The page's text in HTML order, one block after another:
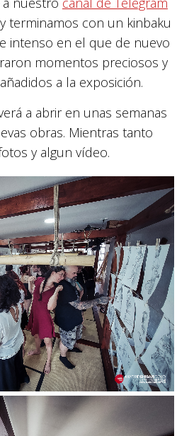
terminamos con un kinbaku
intenso en el que de nuevo
momentos preciosos y
a la exposición.
a abrir en unas semanas
obras. Mientras tanto
y algun vídeo.